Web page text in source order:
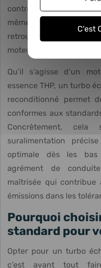
contrôle garantit un
même à très haute
retrouver la fiabilité et
moteur DS.
Qu’il s’agisse d’un
essence THP, un turbo
reconditionné permet
conformes aux
Concrètement,
suralimentation
optimale dès les
agrément de
maîtrisée qui contribue
émissions dans les
Pourquoi
standard pour
Opter pour un turbo
c’est avant tout
C'est